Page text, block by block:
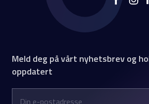
Meld deg på vårt nyhetsbrev og
oppdatert